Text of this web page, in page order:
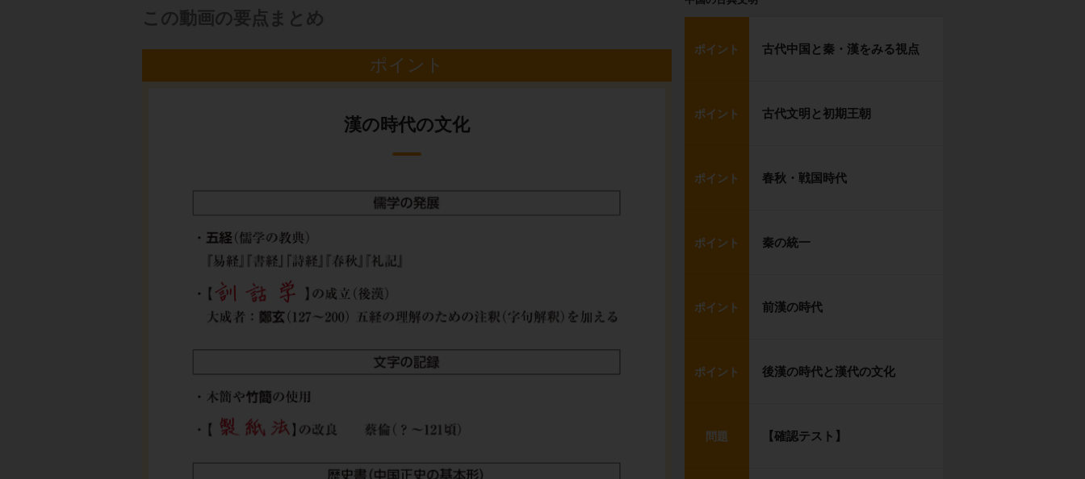
この動画の要点まとめ
ポイント
漢の時代の文化
ポイント 古代中国と秦・漢をみる視点
ポイント 古代文明と初期王朝
ポイント 春秋・戦国時代
ポイント 秦の統一
ポイント 前漢の時代
ポイント 後漢の時代と漢代の文化
問題 【確認テスト】